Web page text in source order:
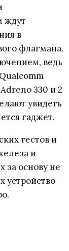
ждут
в
флагмана.
ведь
330 и 2
увидеть
гаджет.
тестов и
и
за основу не
устройство